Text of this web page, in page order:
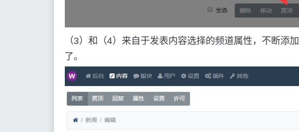
（3）和（4）来自于发表内容选择的频道属性，不断添
了。